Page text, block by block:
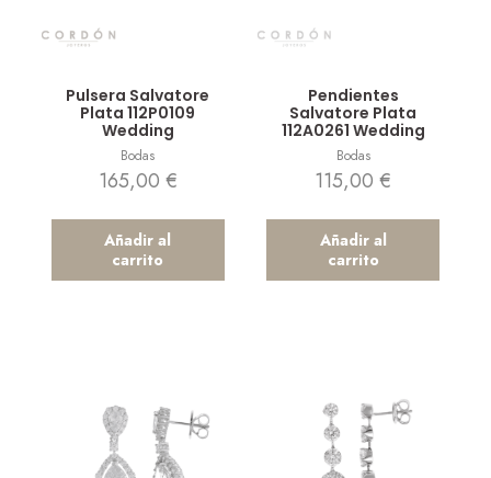
Pulsera Salvatore
Plata 112P0109
Wedding
Bodas
165,00 €
Añadir al
carrito
Pendientes
Salvatore Plata
112A0261 Wedding
Bodas
115,00€
Añadir al
carrito